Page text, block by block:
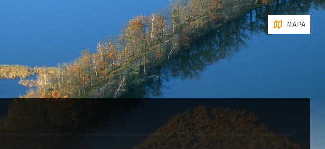
MAPA